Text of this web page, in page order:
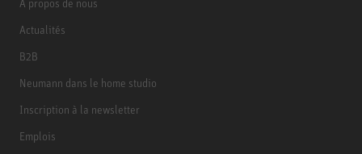
A propos de nous
Actualités
B2B
Neumann dans le home studio
Inscription à la newsletter
Emplois